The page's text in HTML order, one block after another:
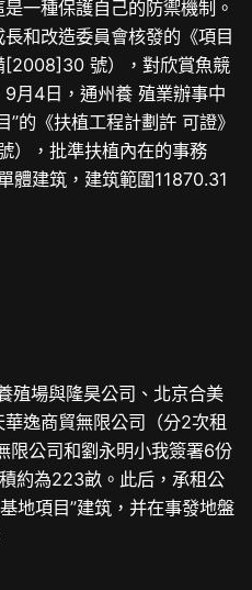
一種保護自己的防禦機制。
和改造委員會核發的《項目
[2008]30 號），對欣賞魚競
月4日，通州養 殖業辦事中
的《扶植工程計劃許 可證》
），批準扶植內在的事務
體建筑，建筑範圍11870.31
場與隆昊公司、北京合美
逸商貿無限公司（分2次租
限公司和劉永明小我簽署6份
約為223畝。此后，承租公
地項目”建筑，并在事發地盤